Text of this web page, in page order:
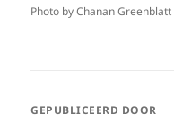
Photo by Chanan
GEPUBLICEERD DOOR